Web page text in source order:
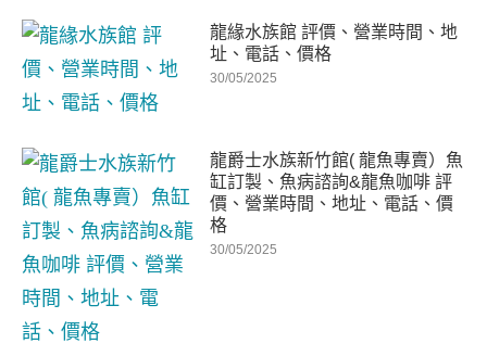
龍緣水族館 評價、營業時間、地
址、電話、價格
30/05/2025
龍爵士水族新竹館( 龍魚專賣）魚
缸訂製、魚病諮詢&龍魚咖啡 評
價、營業時間、地址、電話、價
格
30/05/2025